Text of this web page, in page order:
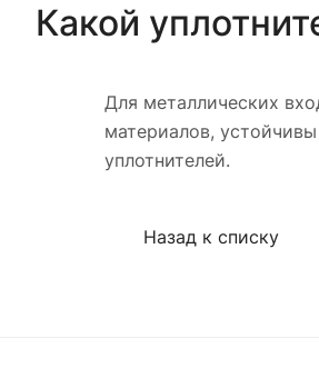
Какой
Для металлических
материалов,
уплотнителей.
Назад к списку